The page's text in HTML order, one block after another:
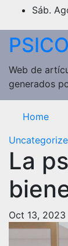
Saltar
contenido
Sáb.
Web de
generados
Home
La
Oct 13, 2023